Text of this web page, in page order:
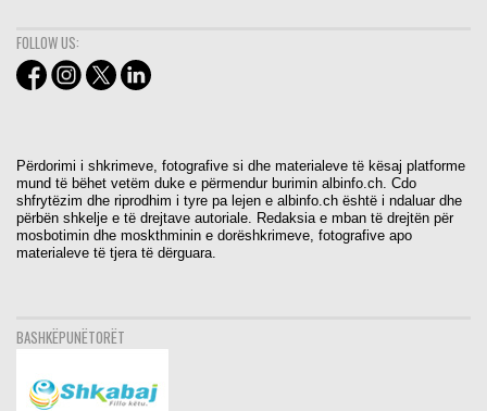
FOLLOW US:
Përdorimi i shkrimeve, fotografive si dhe materialeve të kësaj platforme
mund të bëhet vetëm duke e përmendur burimin albinfo.ch. Cdo
shfrytëzim dhe riprodhim i tyre pa lejen e albinfo.ch është i ndaluar dhe
përbën shkelje e të drejtave autoriale. Redaksia e mban të drejtën për
mosbotimin dhe moskthminin e dorëshkrimeve, fotografive apo
materialeve të tjera të dërguara.
BASHKËPUNËTORËT